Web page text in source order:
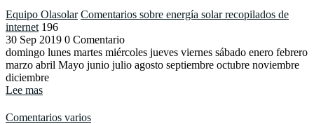
Equipo Olasolar Comentarios sobre energía solar recopilados de
internet 196
30 Sep 2019 0 Comentario
domingo lunes martes miércoles jueves viernes sábado enero febrero
marzo abril Mayo junio julio agosto septiembre octubre noviembre
diciembre
Lee mas
Comentarios varios